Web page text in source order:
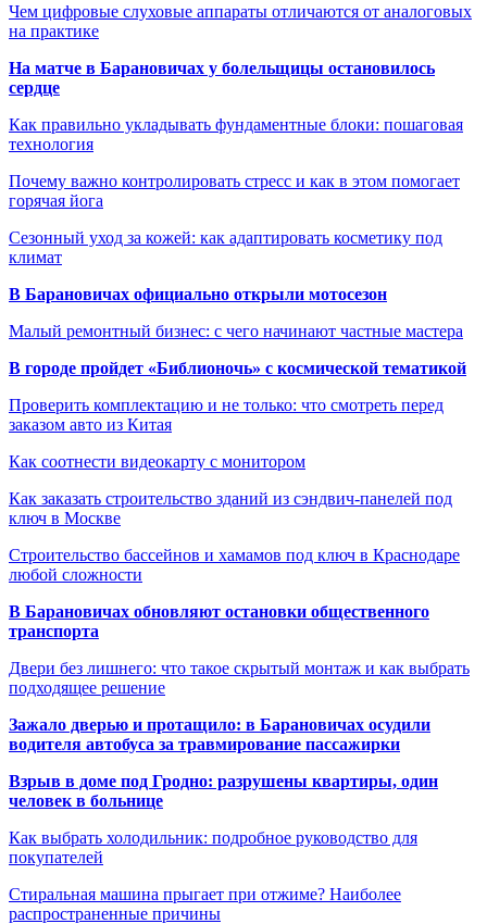
Чем цифровые слуховые аппараты отличаются от аналоговых
на практике
На матче в Барановичах у болельщицы остановилось
сердце
Как правильно укладывать фундаментные блоки: пошаговая
технология
Почему важно контролировать стресс и как в этом помогает
горячая йога
Сезонный уход за кожей: как адаптировать косметику под
климат
В Барановичах официально открыли мотосезон
Малый ремонтный бизнес: с чего начинают частные мастера
В городе пройдет «Библионочь» с космической тематикой
Проверить комплектацию и не только: что смотреть перед
заказом авто из Китая
Как соотнести видеокарту с монитором
Как заказать строительство зданий из сэндвич-панелей под
ключ в Москве
Строительство бассейнов и хамамов под ключ в Краснодаре
любой сложности
В Барановичах обновляют остановки общественного
транспорта
Двери без лишнего: что такое скрытый монтаж и как выбрать
подходящее решение
Зажало дверью и протащило: в Барановичах осудили
водителя автобуса за травмирование пассажирки
Взрыв в доме под Гродно: разрушены квартиры, один
человек в больнице
Как выбрать холодильник: подробное руководство для
покупателей
Стиральная машина прыгает при отжиме? Наиболее
распространенные причины